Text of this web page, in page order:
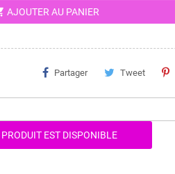
AJOUTER AU PANIER
Partager Tweet
EST DISPONIBLE